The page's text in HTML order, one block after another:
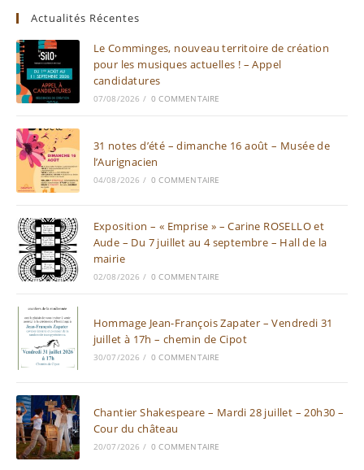
Actualités Récentes
Le Comminges, nouveau territoire de création
pour les musiques actuelles ! – Appel
candidatures
07/08/2026 / 0 COMMENTAIRE
31 notes d’été – dimanche 16 août – Musée de
l’Aurignacien
04/08/2026 / 0 COMMENTAIRE
Exposition – « Emprise » – Carine ROSELLO et
Aude – Du 7 juillet au 4 septembre – Hall de la
mairie
02/08/2026 / 0 COMMENTAIRE
Hommage Jean-François Zapater – Vendredi 31
juillet à 17h – chemin de Cipot
30/07/2026 / 0 COMMENTAIRE
Chantier Shakespeare – Mardi 28 juillet – 20h30 –
Cour du château
20/07/2026 / 0 COMMENTAIRE